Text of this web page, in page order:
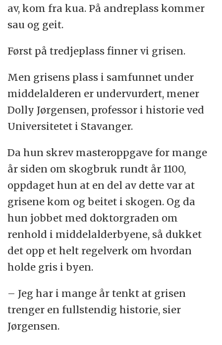
av, kom fra kua. På andreplass kommer
sau og geit.
Først på tredjeplass finner vi grisen.
Men grisens plass i samfunnet under
middelalderen er undervurdert, mener
Dolly Jørgensen, professor i historie ved
Universitetet i Stavanger.
Da hun skrev masteroppgave for mange
år siden om skogbruk rundt år 1100,
oppdaget hun at en del av dette var at
grisene kom og beitet i skogen. Og da
hun jobbet med doktorgraden om
renhold i middelalderbyene, så dukket
det opp et helt regelverk om hvordan
holde gris i byen.
– Jeg har i mange år tenkt at grisen
trenger en fullstendig historie, sier
Jørgensen.